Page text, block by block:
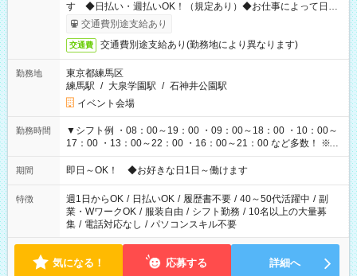
す ◆日払い・週払いOK！（規定あり）◆お仕事によって日給
も異なります
交通費別途支給あり
交通費 交通費別途支給あり(勤務地により異なります)
勤務地
東京都練馬区
練馬駅 / 大泉学園駅 / 石神井公園駅
イベント会場
勤務時間
▼シフト例 ・08：00～19：00 ・09：00～18：00 ・10：00～
17：00 ・13：00～22：00 ・16：00～21：00 など多数！ ※お
仕事により勤務時間が異なります
期間 即日～OK！ ◆お好きな日1日～働けます
特徴 週1日からOK / 日払いOK / 履歴書不要 / 40～50代活躍中 / 副
業・WワークOK / 服装自由 / シフト勤務 / 10名以上の大量募
集 / 電話対応なし / パソコンスキル不要
気になる！ 応募する 詳細へ